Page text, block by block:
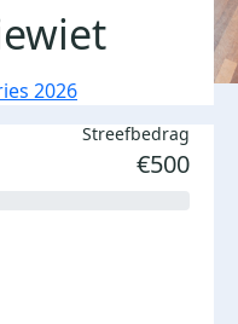
2026
Streefbedrag
€500